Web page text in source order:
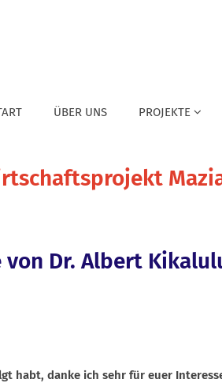
ÜBER UNS PROJEKTE
Dr. Albert
habt, danke ich sehr für euer